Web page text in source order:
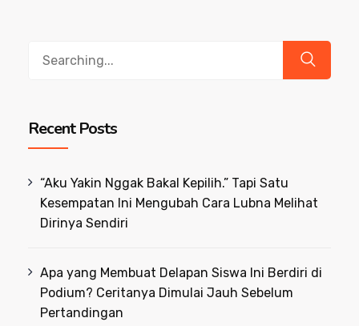
Recent Posts
“Aku Yakin Nggak Bakal Kepilih.” Tapi Satu
Kesempatan Ini Mengubah Cara Lubna Melihat
Dirinya Sendiri
Apa yang Membuat Delapan Siswa Ini Berdiri di
Podium? Ceritanya Dimulai Jauh Sebelum
Pertandingan